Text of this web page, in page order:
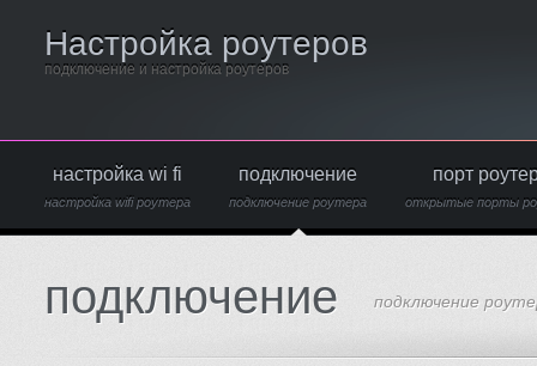
Настройка роутеров
подключение и настройка роутеров
настройка wi fi
настройка wifi роутера
подключение
подключение роутера
порт
открытые порты
подключение подключение